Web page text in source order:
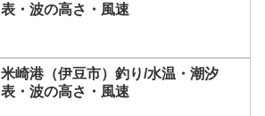
表・波の高さ・風速
米崎港（伊豆市）釣り/水温・潮汐
表・波の高さ・風速